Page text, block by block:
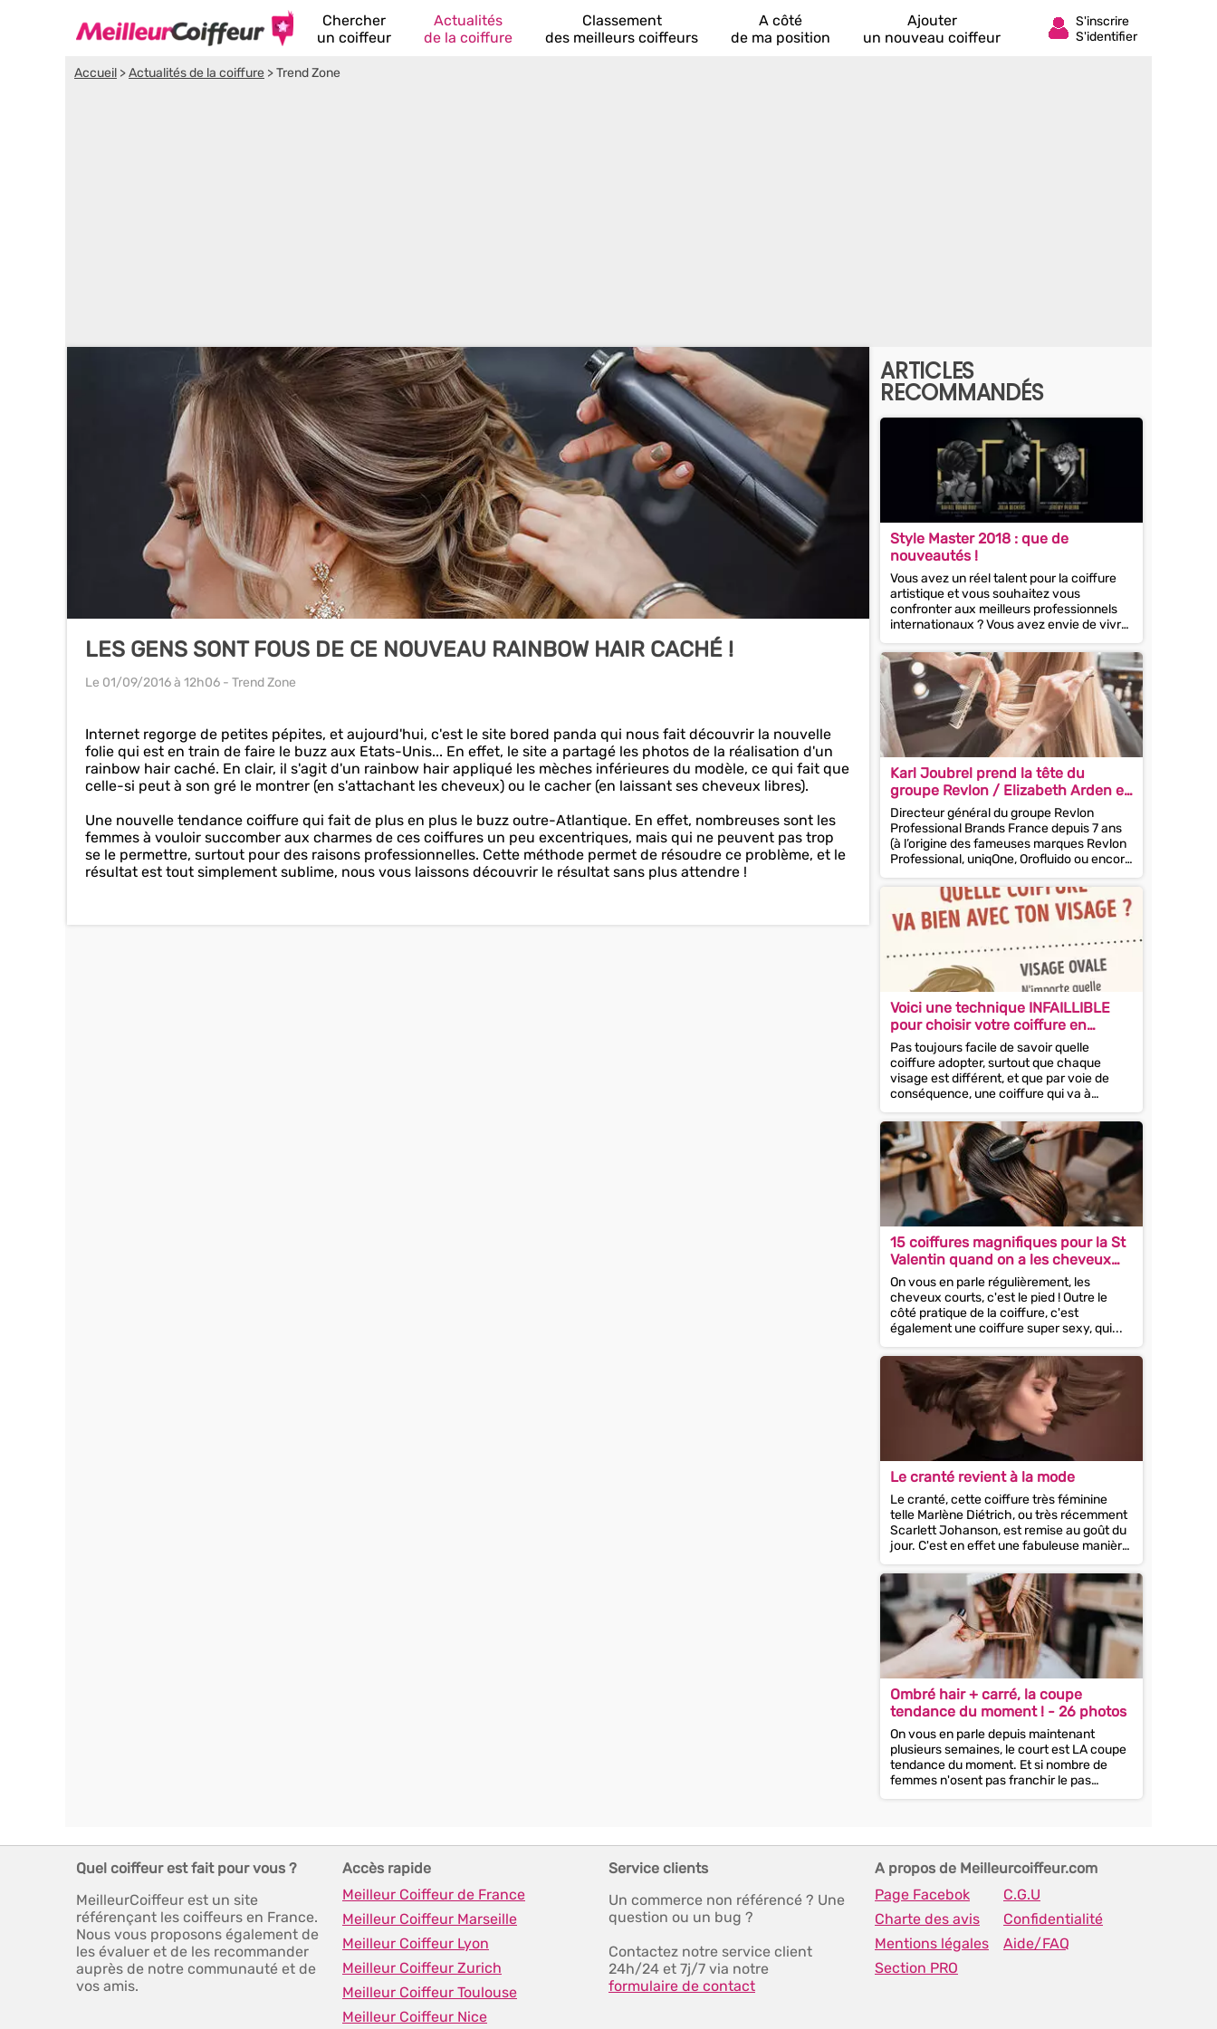
Chercher
un coiffeur
Actualités
de la coiffure
Classement
des meilleurs coiffeurs
A côté
de ma position
Ajouter
un nouveau coiffeur
Accueil >Actualités de la coiffure >Trend Zone
LES GENS SONT FOUS DE CE NOUVEAU RAINBOW HAIR CACHÉ !
Le 01/09/2016à 12h06 - Trend Zone
Internet regorge de petites pépites, et aujourd'hui, c'est le site bored panda qui nous fait découvrir la nouvelle
folie qui est en train de faire le buzz aux Etats-Unis... En effet, le site a partagé les photos de la réalisation d'un
rainbow hair caché. En clair, il s'agit d'un rainbow hair appliqué les mèches inférieures du modèle, ce qui fait que
celle-si peut à son gré le montrer (en s'attachant les cheveux) ou le cacher (en laissant ses cheveux libres).
Une nouvelle tendance coiffure qui fait de plus en plus le buzz outre-Atlantique. En effet, nombreuses sont les
femmes à vouloir succomber aux charmes de ces coiffures un peu excentriques, mais qui ne peuvent pas trop
se le permettre, surtout pour des raisons professionnelles. Cette méthode permet de résoudre ce problème, et le
résultat est tout simplement sublime, nous vous laissons découvrir le résultat sans plus attendre !
ARTICLES
RECOMMANDÉS
Style Master 2018 : que de
nouveautés !
Vous avez un réel talent pour la coiffure
artistique et vous souhaitez vous
confronter aux meilleurs professionnels
internationaux ? Vous avez envie de vivre
une expérience hors...
Karl Joubrel prend la tête du
groupe Revlon / Elizabeth Arden en
France
Directeur général du groupe Revlon
Professional Brands France depuis 7 ans
(à l’origine des fameuses marques Revlon
Professional, uniqOne, Orofluido ou encore
American...
Voici une technique INFAILLIBLE
pour choisir votre coiffure en
fonction de la forme de votre
visage !
Pas toujours facile de savoir quelle
coiffure adopter, surtout que chaque
visage est différent, et que par voie de
conséquence, une coiffure qui va à
merveille à votre...
15 coiffures magnifiques pour la St
Valentin quand on a les cheveux
courts !
On vous en parle régulièrement, les
cheveux courts, c'est le pied ! Outre le
côté pratique de la coiffure, c'est
également une coiffure super sexy, qui...
Le cranté revient à la mode
Le cranté, cette coiffure très féminine
telle Marlène Diétrich, ou très récemment
Scarlett Johanson, est remise au goût du
jour. C'est en effet une fabuleuse manière
de donner de l'éclat...
Ombré hair + carré, la coupe
tendance du moment ! - 26 photos
On vous en parle depuis maintenant
plusieurs semaines, le court est LA coupe
tendance du moment. Et si nombre de
femmes n'osent pas franchir le pas
jusqu'à adopter un pixie, elles...
Quel coiffeur est fait pour vous ?
MeilleurCoiffeur est un site
référençant les coiffeurs en France.
Nous vous proposons également de
les évaluer et de les recommander
auprès de notre communauté et de
vos amis.
Accès rapide
Meilleur Coiffeur de France
Meilleur Coiffeur Marseille
Meilleur Coiffeur Lyon
Meilleur Coiffeur Zurich
Meilleur Coiffeur Toulouse
Meilleur Coiffeur Nice
Service clients
Un commerce non référencé ? Une
question ou un bug ?
Contactez notre service client
24h/24 et 7j/7 via notre
formulaire de contact
A propos de Meilleurcoiffeur.com
Page Facebok
C.G.U
Charte des avis
Confidentialité
Mentions légales
Aide/FAQ
Section PRO